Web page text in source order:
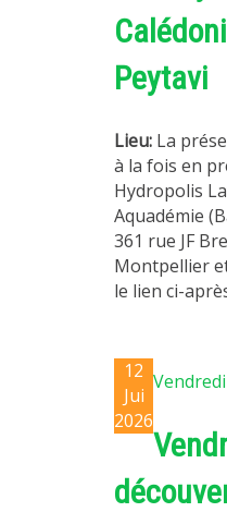
Peytavi
Lieu: La
à la fois en
Hydropolis
Aquadémie
361 rue JF
Montpellier
le lien ci-
12
Jui
2026